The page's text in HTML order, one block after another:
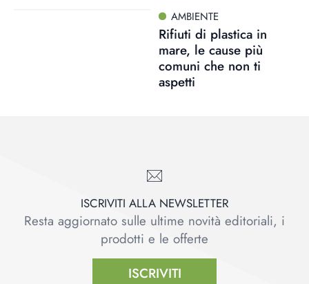
AMBIENTE
Rifiuti di plastica in
mare, le cause più
comuni che non ti
aspetti
ISCRIVITI ALLA NEWSLETTER
Resta aggiornato sulle ultime novità editoriali, i
prodotti e le offerte
ISCRIVITI